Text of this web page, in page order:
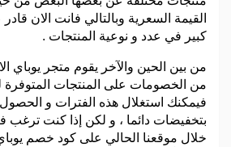
القيمة السعرية وبالتالي فانت الان
كبير في عدد و نوعية المنتجات .
من بين الحين والآخر يقوم متجر يوباي
من الخصومات على المنتجات المتوفرة
فيمكنك استغلال هذه الفترات و
بتخفيضات دائما ، و لكن إذا كنت
خلال موقعنا الحالي على كود خصم